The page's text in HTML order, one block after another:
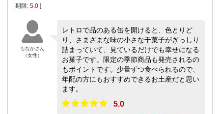
期限: 5.0 ]
もなかさん
（女性）
レトロで品のある缶を開けると、色とりど
り、さまざまな味の小さな干菓子がぎっしり
詰まっていて、見ているだけでも幸せになる
お菓子です。限定の季節商品も発売されるの
もポイントです。少量ずつ食べられるので、
年配の方にもおすすめできるお土産だと思い
ます。
5.0